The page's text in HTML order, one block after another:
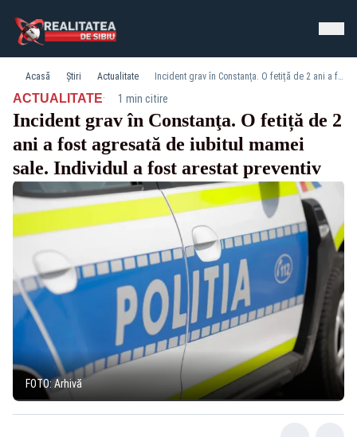
Acasă Știri Actualitate Incident grav în Constanţa. O fetiță de 2 ani a fost agresată de iubitul mamei sale. Individul a fost arestat preventiv
ACTUALITATE· 1 min citire
Incident grav în Constanţa. O fetiță de 2
ani a fost agresată de iubitul mamei
sale. Individul a fost arestat preventiv
FOTO: Arhivă